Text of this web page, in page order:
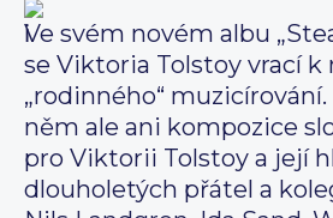
Ve svém novém albu
se Viktoria Tolstoy vrací k
„rodinného“
něm ale ani kompozice
pro Viktorii Tolstoy a její
dlouholetých přátel a